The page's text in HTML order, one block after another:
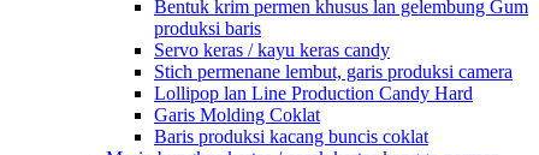
Bentuk krim permen khusus lan gelembung Gum
produksi baris
Servo keras / kayu keras candy
Stich permenane lembut, garis produksi camera
Lollipop lan Line Production Candy Hard
Garis Molding Coklat
Baris produksi kacang buncis coklat